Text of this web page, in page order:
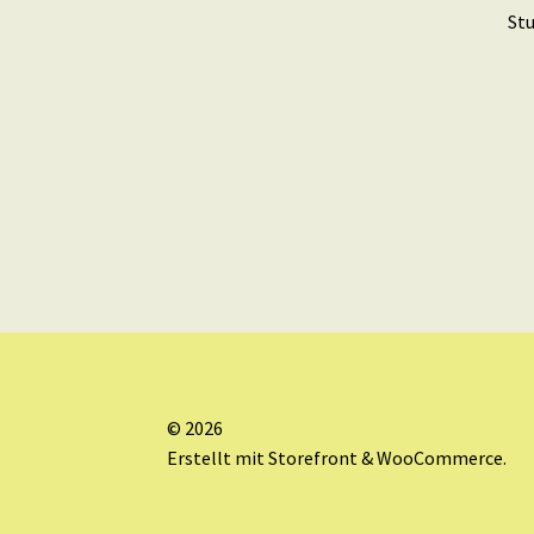
© 2026
Erstellt mit Storefront & WooCommerce.